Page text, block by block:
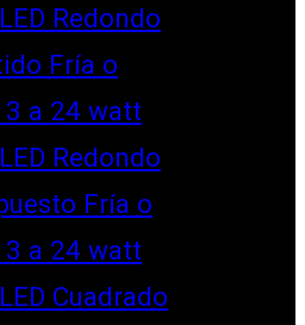
Redondo
Fría o
3 a 24 watt
Redondo
Fría o
3 a 24 watt
Cuadrado